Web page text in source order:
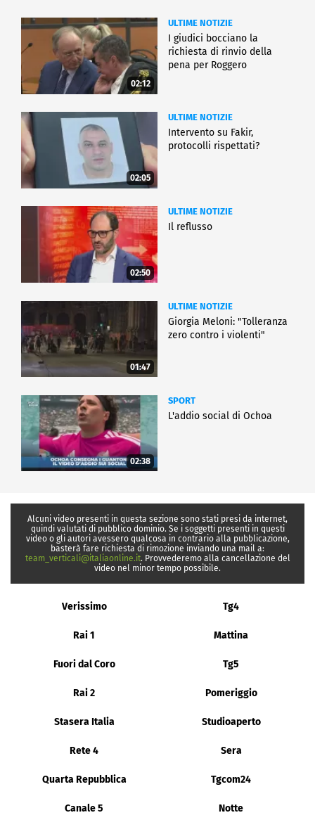
02:12
ULTIME NOTIZIE
I giudici bocciano la
richiesta di rinvio della
pena per Roggero
02:05
ULTIME NOTIZIE
Intervento su Fakir,
protocolli rispettati?
02:50
ULTIME NOTIZIE
Il reflusso
01:47
ULTIME NOTIZIE
Giorgia Meloni: "Tolleranza
zero contro i violenti"
02:38
SPORT
L'addio social di Ochoa
Alcuni video presenti in questa sezione sono stati presi da internet,
quindi valutati di pubblico dominio. Se i soggetti presenti in questi
video o gli autori avessero qualcosa in contrario alla pubblicazione,
basterà fare richiesta di rimozione inviando una mail a:
team_verticali@italiaonline.it. Provvederemo alla cancellazione del
video nel minor tempo possibile.
Verissimo Tg4
Rai 1 Mattina
Fuori dal Coro Tg5
Rai 2 Pomeriggio
Stasera Italia Studioaperto
Rete 4 Sera
Quarta Repubblica Tgcom24
Canale 5 Notte